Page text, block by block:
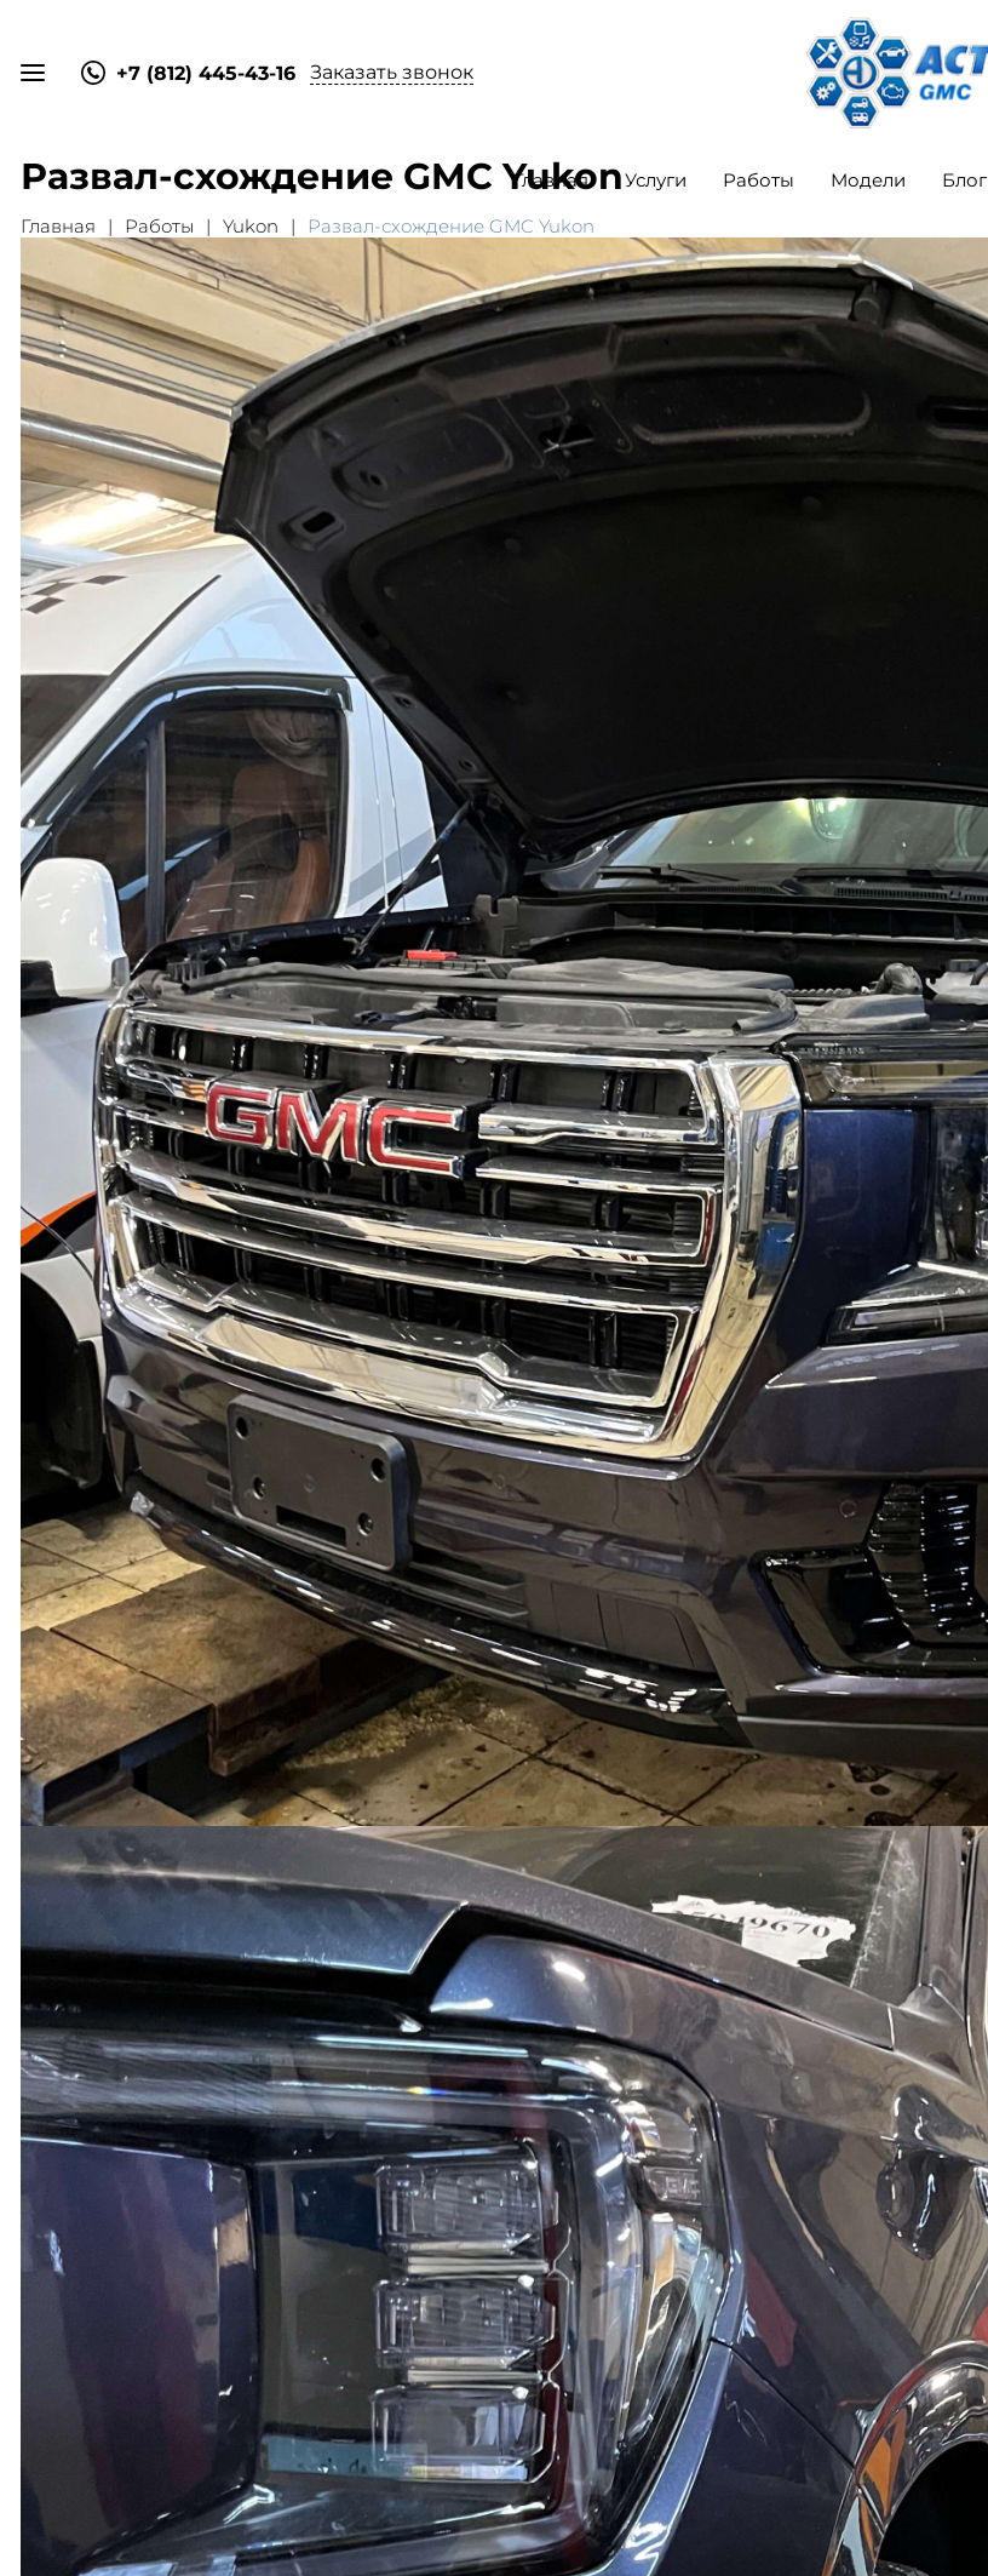
+7 (812) 445-43-16 Заказать звонок
Главная Услуги Работы Модели Блог
Развал-схождение GMC Yukon
Главная Работы Yukon Развал-схождение GMC Yukon